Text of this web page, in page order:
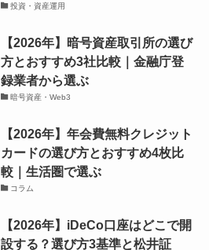
投資・資産運用
【2026年】暗号資産取引所の選び
方とおすすめ3社比較｜金融庁登
録業者から選ぶ
暗号資産・Web3
【2026年】年会費無料クレジット
カードの選び方とおすすめ4枚比
較｜生活圏で選ぶ
コラム
【2026年】iDeCo口座はどこで開
設する？選び方3基準と松井証